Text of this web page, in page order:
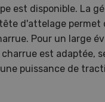
est disponible. La
d'attelage permet
Pour un large
est adaptée,
puissance de